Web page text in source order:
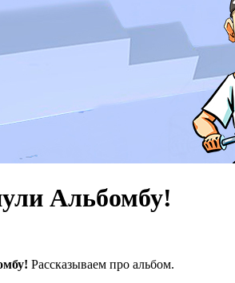
Альбомбу!
Рассказываем про альбом.